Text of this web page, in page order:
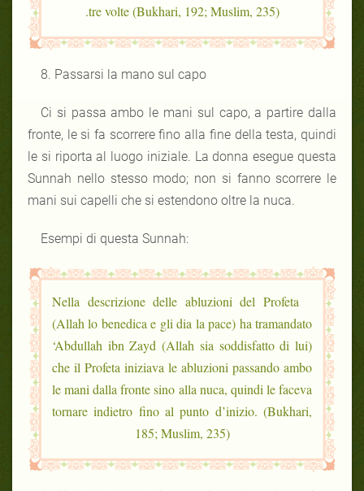
tre volte (Bukhari, 192; Muslim, 235).
8. Passarsi la mano sul capo
Ci si passa ambo le mani sul capo, a partire dalla
fronte, le si fa scorrere fino alla fine della testa, quindi
le si riporta al luogo iniziale. La donna esegue questa
Sunnah nello stesso modo; non si fanno scorrere le
mani sui capelli che si estendono oltre la nuca.
Esempi di questa Sunnah:
Nella descrizione delle abluzioni del Profeta
(Allah lo benedica e gli dia la pace) ha tramandato
‘Abdullah ibn Zayd (Allah sia soddisfatto di lui)
che il Profeta iniziava le abluzioni passando ambo
le mani dalla fronte sino alla nuca, quindi le faceva
tornare indietro fino al punto d’inizio. (Bukhari,
185; Muslim, 235)